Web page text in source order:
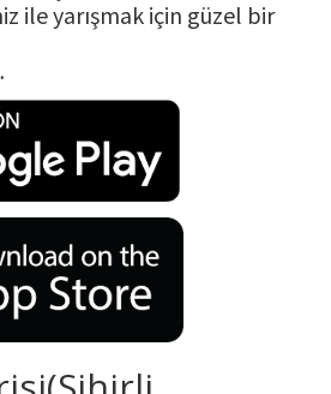
ile yarışmak için güzel bir